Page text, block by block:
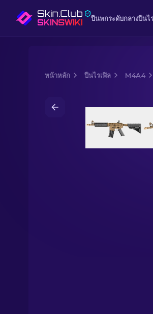
ปืนพกระดับกลางปืนไ
หน้าหลัก ปืนไรเฟิล M4A4